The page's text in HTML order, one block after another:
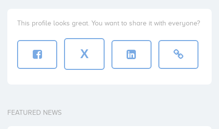
This profile looks great. You want to share it with everyone?
X
FEATURED NEWS